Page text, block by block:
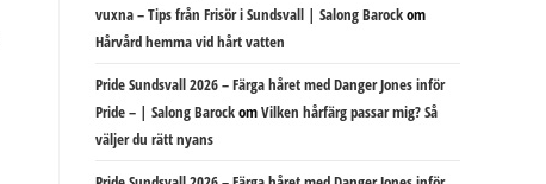
vuxna – Tips från Frisör i Sundsvall | Salong Barockom
Hårvård hemma vid hårt vatten
Pride Sundsvall 2026 – Färga håret med Danger Jones inför
Pride – | Salong BarockomVilken hårfärg passar mig? Så
väljer du rätt nyans